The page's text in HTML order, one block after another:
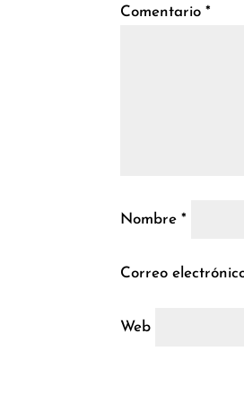
Comentario*
Nombre*
Correo
Web